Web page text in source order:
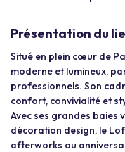
Présentation du
Situé en plein cœur de
moderne et lumineux,
professionnels. Son
confort, convivialité et
Avec ses grandes baies
décoration design, le
afterworks ou